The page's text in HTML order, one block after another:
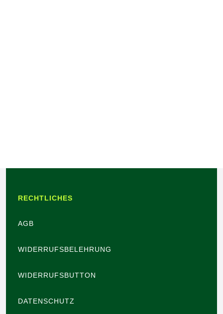
RECHTLICHES
AGB
WIDERRUFSBELEHRUNG
WIDERRUFSBUTTON
DATENSCHUTZ